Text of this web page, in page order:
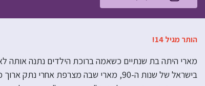
הותר מגיל 14!
מארי היתה בת שנתיים כשאמה ברוכת הילדים נתנה אותה
בישראל של שנות ה-90, מארי שבה מצרפת